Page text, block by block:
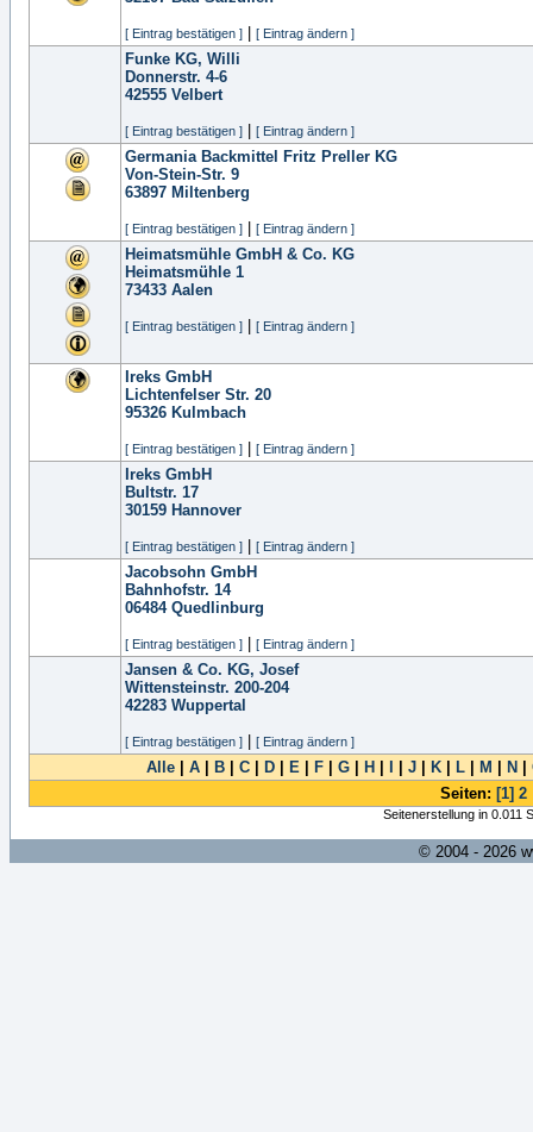
[ Eintrag bestätigen ] [ Eintrag ändern ]
Funke KG, Willi
Donnerstr. 4-6
42555 Velbert
[ Eintrag bestätigen ] [ Eintrag ändern ]
Germania Backmittel Fritz Preller KG
Von-Stein-Str. 9
63897 Miltenberg
[ Eintrag bestätigen ] [ Eintrag ändern ]
Heimatsmühle GmbH & Co. KG
Heimatsmühle 1
73433 Aalen
[ Eintrag bestätigen ] [ Eintrag ändern ]
Ireks GmbH
Lichtenfelser Str. 20
95326 Kulmbach
[ Eintrag bestätigen ] [ Eintrag ändern ]
Ireks GmbH
Bultstr. 17
30159 Hannover
[ Eintrag bestätigen ] [ Eintrag ändern ]
Jacobsohn GmbH
Bahnhofstr. 14
06484 Quedlinburg
[ Eintrag bestätigen ] [ Eintrag ändern ]
Jansen & Co. KG, Josef
Wittensteinstr. 200-204
42283 Wuppertal
[ Eintrag bestätigen ] [ Eintrag ändern ]
Alle A B C D E F G H J K L M N
Seiten: [1] 2
Seitenerstellung in 0.011
© 2004 - 2026